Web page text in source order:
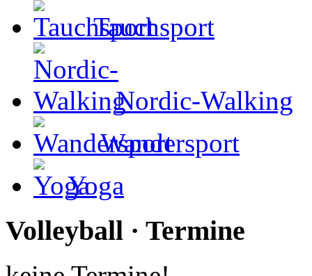
Tauchsport
Nordic-Walking
Wandersport
Yoga
Volleyball · Termine